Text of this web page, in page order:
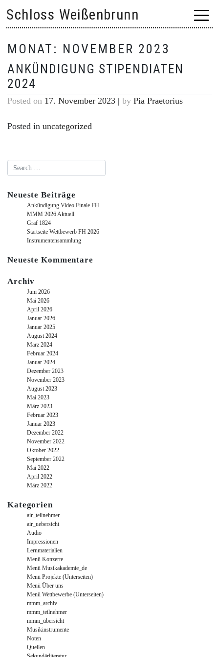
content
Schloss Weißenbrunn
MONAT: NOVEMBER 2023
ANKÜNDIGUNG STIPENDIATEN
2024
Posted on 17. November 2023 | by Pia Praetorius
Posted in uncategorized
Neueste Beiträge
Ankündigung Video Finale FH
MMM 2026 Aktuell
Graf 1824
Startseite Wettbewerb FH 2026
Instrumentensammlung
Neueste Kommentare
Archiv
Juni 2026
Mai 2026
April 2026
Januar 2026
Januar 2025
August 2024
März 2024
Februar 2024
Januar 2024
Dezember 2023
November 2023
August 2023
Mai 2023
März 2023
Februar 2023
Januar 2023
Dezember 2022
November 2022
Oktober 2022
September 2022
Mai 2022
April 2022
März 2022
Kategorien
air_teilnehmer
air_uebersicht
Audio
Impressionen
Lernmaterialien
Menü Konzerte
Menü Musikakademie_de
Menü Projekte (Unterseiten)
Menü Über uns
Menü Wettbewerbe (Unterseiten)
mmm_archiv
mmm_teilnehmer
mmm_übersicht
Musikinstrumente
Noten
Quellen